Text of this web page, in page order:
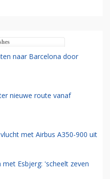
naar Barcelona door
nieuwe route vanaf
met Airbus A350-900 uit
Esbjerg: 'scheelt zeven